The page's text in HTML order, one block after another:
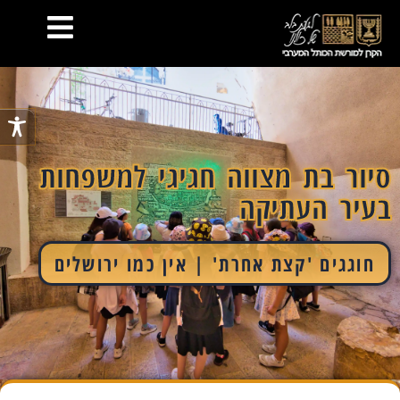
סיור בת מצווה חגיגי למשפחות
בעיר העתיקה
חוגגים 'קצת אחרת' | אין כמו ירושלים